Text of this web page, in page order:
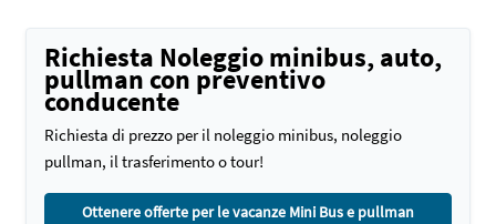
Richiesta Noleggio minibus, auto,
pullman con preventivo
conducente
Richiesta di prezzo per il noleggio minibus, noleggio
pullman, il trasferimento o tour!
Ottenere offerte per le vacanze Mini Bus e pullman